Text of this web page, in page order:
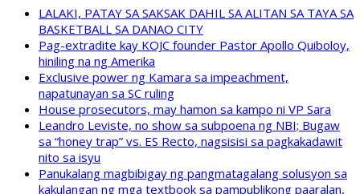
LALAKI, PATAY SA SAKSAK DAHIL SA ALITAN SA TAYA SA
BASKETBALL SA DANAO CITY
Pag-extradite kay KOJC founder Pastor Apollo Quiboloy,
hiniling na ng Amerika
Exclusive power ng Kamara sa impeachment,
napatunayan sa SC ruling
House prosecutors, may hamon sa kampo ni VP Sara
Leandro Leviste, no show sa subpoena ng NBI; Bugaw
sa “honey trap” vs. ES Recto, nagsisisi sa pagkakadawit
nito sa isyu
Panukalang magbibigay ng pangmatagalang solusyon sa
kakulangan ng mga textbook sa pampublikong paaralan,